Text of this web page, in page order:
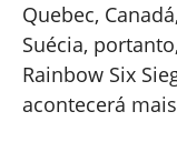
Quebec,
Suécia,
Rainbow Six
acontecerá